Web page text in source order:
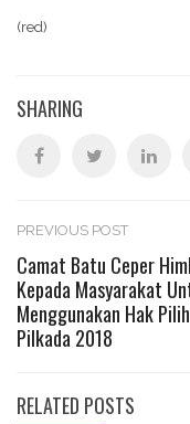
(red)
SHARING
Post
navigation
PREVIOUS POST
Camat Batu Ceper
Kepada Masyarakat
Menggunakan Hak
Pilkada 2018
RELATED POSTS